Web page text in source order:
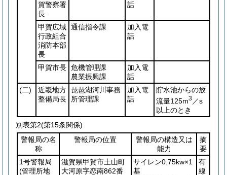
賀警察署
長
話
甲賀広域
行政組合
消防本部
長
通信指令課
加入電
話
甲賀市長 危機管理課
農業振興課
加入電
話
(二)
近畿地方
整備局長
琵琶湖河川事務
所管理課
加入電
話
貯水池からの放
流量125m3 ／s
以上のとき
別表第2(第15条関係)
警報局の名
称
警報局の位置
警報局の構造又は
能力
摘
要
1号警報局
(管理所地
滋賀県甲賀市土山町
大河原字恋南862番
サイレン0.75kw×1
基
有
線